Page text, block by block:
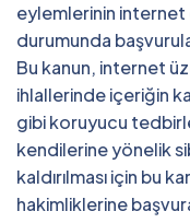
eylemlerinin
durumunda
Bu kanun, internet
ihlallerinde içeriğin
gibi koruyucu
kendilerine yönelik
kaldırılması için bu
hakimliklerine